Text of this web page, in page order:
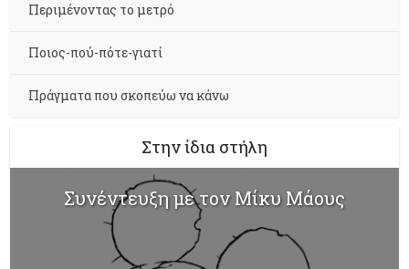
Περιμένοντας το μετρό
Ποιος-πού-πότε-γιατί
Πράγματα που σκοπεύω να κάνω
Στην ίδια στήλη
Συνέντευξη με τον Μίκυ Μάους